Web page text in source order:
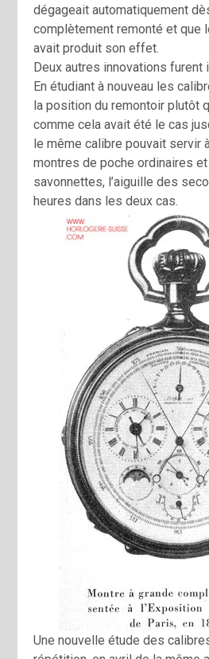
dégageait automatiquement
complètement remonté et que
avait produit son effet.
Deux autres innovations furent
En étudiant à nouveau les
la position du remontoir plutôt
comme cela avait été le cas
le même calibre pouvait servir
montres de poche ordinaires
savonnettes, l’aiguille des
heures dans les deux cas.
Une nouvelle étude des